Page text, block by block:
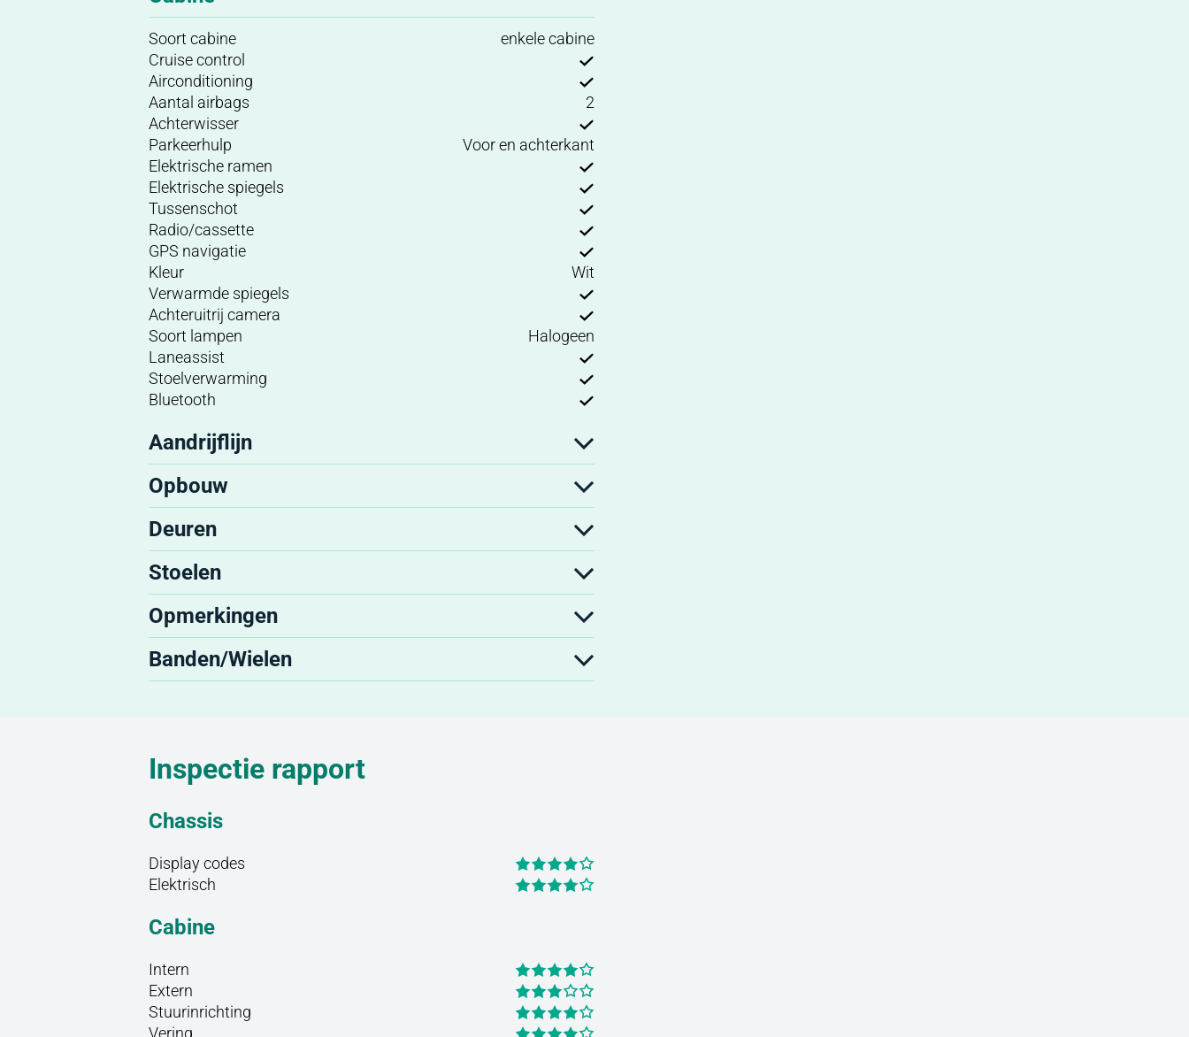
Soort cabine
enkele cabine
Cruise control
Airconditioning
Aantal airbags
2
Achterwisser
Parkeerhulp
Voor en achterkant
Elektrische ramen
Elektrische spiegels
Tussenschot
Radio/cassette
GPS navigatie
Kleur
Wit
Verwarmde spiegels
Achteruitrij camera
Soort lampen
Halogeen
Laneassist
Stoelverwarming
Bluetooth
Aandrijflijn
Opbouw
Deuren
Stoelen
Opmerkingen
Banden/Wielen
Inspectie rapport
Chassis
Display codes
Elektrisch
Cabine
Intern
Extern
Stuurinrichting
Vering